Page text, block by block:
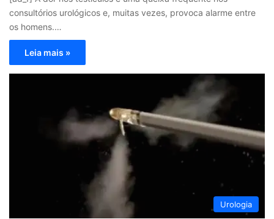
consultórios urológicos e, muitas vezes, provoca alarme entre
os homens.…
Leia mais »
Urologia